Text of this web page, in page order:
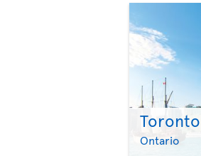
Toronto
Ontario